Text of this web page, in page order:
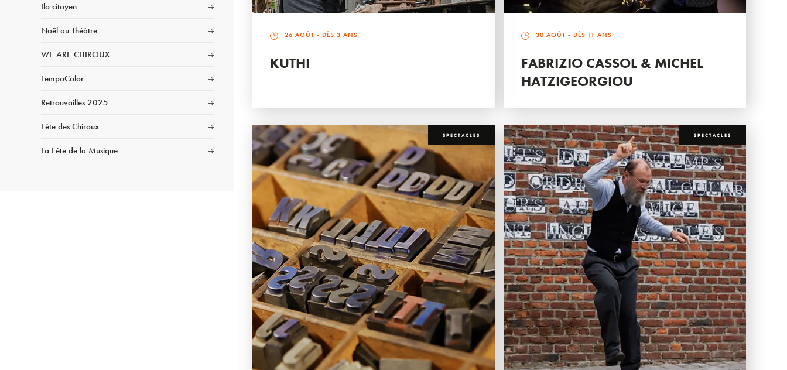
Ilo citoyen
Noël au Théâtre
WE ARE CHIROUX
TempoColor
Retrouvailles 2025
Fête des Chiroux
La Fête de la Musique
26 AOÛT - DÈS 3 ANS
KUTHI
30 AOÛT - DÈS 11 ANS
FABRIZIO CASSOL & MICHEL
HATZIGEORGIOU
SPECTACLES SPECTACLES